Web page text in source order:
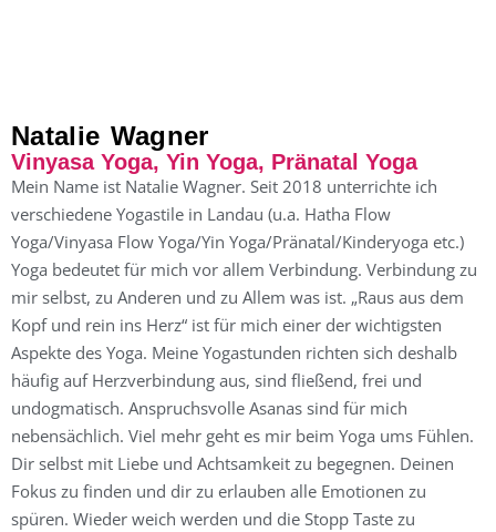
Natalie Wagner
Vinyasa Yoga, Yin Yoga, Pränatal Yoga
Mein Name ist Natalie Wagner. Seit 2018 unterrichte ich
verschiedene Yogastile in Landau (u.a. Hatha Flow
Yoga/Vinyasa Flow Yoga/Yin Yoga/Pränatal/Kinderyoga etc.)
Yoga bedeutet für mich vor allem Verbindung. Verbindung zu
mir selbst, zu Anderen und zu Allem was ist. „Raus aus dem
Kopf und rein ins Herz“ ist für mich einer der wichtigsten
Aspekte des Yoga. Meine Yogastunden richten sich deshalb
häufig auf Herzverbindung aus, sind fließend, frei und
undogmatisch. Anspruchsvolle Asanas sind für mich
nebensächlich. Viel mehr geht es mir beim Yoga ums Fühlen.
Dir selbst mit Liebe und Achtsamkeit zu begegnen. Deinen
Fokus zu finden und dir zu erlauben alle Emotionen zu
spüren. Wieder weich werden und die Stopp Taste zu